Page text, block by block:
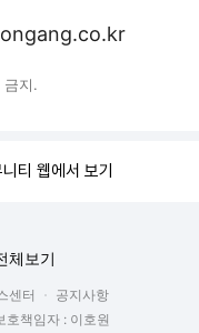
지.
티 웹에서 보기
체보기
센터
공지사항
호책임자 : 이호원